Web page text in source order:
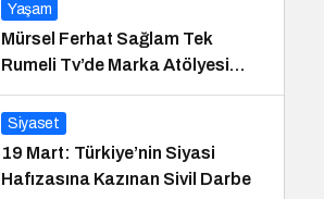
Yaşam
Mürsel Ferhat Sağlam Tek
Rumeli Tv’de Marka Atölyesi
Programına Konuk Oldu
Siyaset
19 Mart: Türkiye’nin Siyasi
Hafızasına Kazınan Sivil Darbe